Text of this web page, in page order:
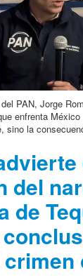
PAN, Jorge
enfrenta
sino la
del
de